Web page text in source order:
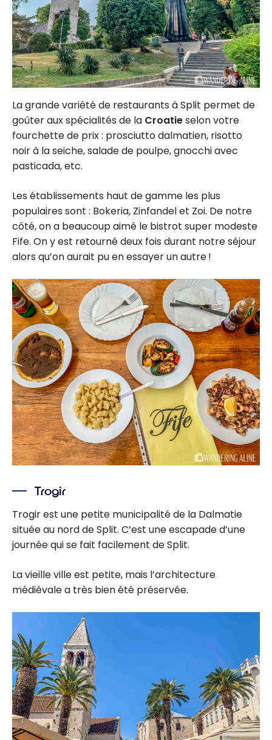
La grande variété de restaurants à Split permet de
goûter aux spécialités de la Croatieselon votre
fourchette de prix : prosciutto dalmatien, risotto
noir à la seiche, salade de poulpe, gnocchi avec
pasticada, etc.
Les établissements haut de gamme les plus
populaires sont : Bokeria, Zinfandel et Zoi. De notre
côté, on a beaucoup aimé le bistrot super modeste
Fife. On y est retourné deux fois durant notre séjour
alors qu’on aurait pu en essayer un autre !
Trogir
Trogir est une petite municipalité de la Dalmatie
située au nord de Split. C’est une escapade d’une
journée qui se fait facilement de Split.
La vieille ville est petite, mais l’architecture
médiévale a très bien été préservée.